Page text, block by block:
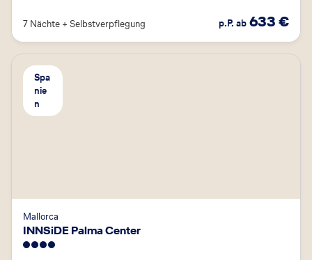
7 Nächte + Selbstverpflegung p.P. ab 633€
Spa
nie
n
Mallorca
INNSiDE Palma Center